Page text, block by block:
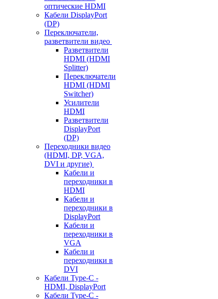
оптические HDMI
Кабели DisplayPort
(DP)
Переключатели,
разветвители видео
Разветвители
HDMI (HDMI
Splitter)
Переключатели
HDMI (HDMI
Switcher)
Усилители
HDMI
Разветвители
DisplayPort
(DP)
Переходники видео
(HDMI, DP, VGA,
DVI и другие)
Кабели и
переходники в
HDMI
Кабели и
переходники в
DisplayPort
Кабели и
переходники в
VGA
Кабели и
переходники в
DVI
Кабели Type-C -
HDMI, DisplayPort
Кабели Type-C -